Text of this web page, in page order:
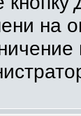
на